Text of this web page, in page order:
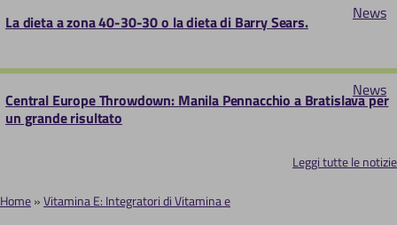
News
La dieta a zona 40-30-30 o la dieta di Barry Sears.
News
Central Europe Throwdown: Manila Pennacchio a Bratislava per
un grande risultato
Leggi tutte le notizie
Home Vitamina E: Integratori di Vitamina e